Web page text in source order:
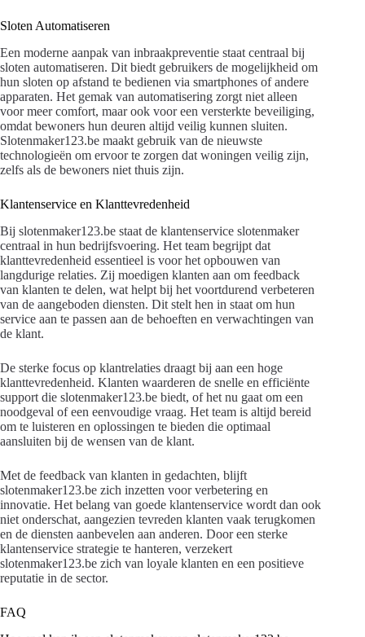
Sloten Automatiseren
Een moderne aanpak van inbraakpreventie staat centraal bij
sloten automatiseren. Dit biedt gebruikers de mogelijkheid om
hun sloten op afstand te bedienen via smartphones of andere
apparaten. Het gemak van automatisering zorgt niet alleen
voor meer comfort, maar ook voor een versterkte beveiliging,
omdat bewoners hun deuren altijd veilig kunnen sluiten.
Slotenmaker123.be maakt gebruik van de nieuwste
technologieën om ervoor te zorgen dat woningen veilig zijn,
zelfs als de bewoners niet thuis zijn.
Klantenservice en Klanttevredenheid
Bij slotenmaker123.be staat de klantenservice slotenmaker
centraal in hun bedrijfsvoering. Het team begrijpt dat
klanttevredenheid essentieel is voor het opbouwen van
langdurige relaties. Zij moedigen klanten aan om feedback
van klanten te delen, wat helpt bij het voortdurend verbeteren
van de aangeboden diensten. Dit stelt hen in staat om hun
service aan te passen aan de behoeften en verwachtingen van
de klant.
De sterke focus op klantrelaties draagt bij aan een hoge
klanttevredenheid. Klanten waarderen de snelle en efficiënte
support die slotenmaker123.be biedt, of het nu gaat om een
noodgeval of een eenvoudige vraag. Het team is altijd bereid
om te luisteren en oplossingen te bieden die optimaal
aansluiten bij de wensen van de klant.
Met de feedback van klanten in gedachten, blijft
slotenmaker123.be zich inzetten voor verbetering en
innovatie. Het belang van goede klantenservice wordt dan ook
niet onderschat, aangezien tevreden klanten vaak terugkomen
en de diensten aanbevelen aan anderen. Door een sterke
klantenservice strategie te hanteren, verzekert
slotenmaker123.be zich van loyale klanten en een positieve
reputatie in de sector.
FAQ